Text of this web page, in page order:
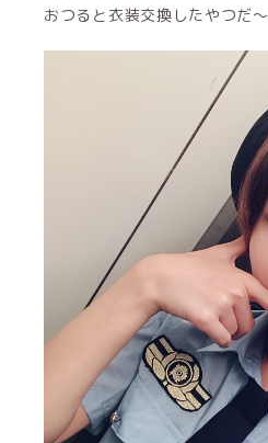
おつると衣装交換したやつだ～